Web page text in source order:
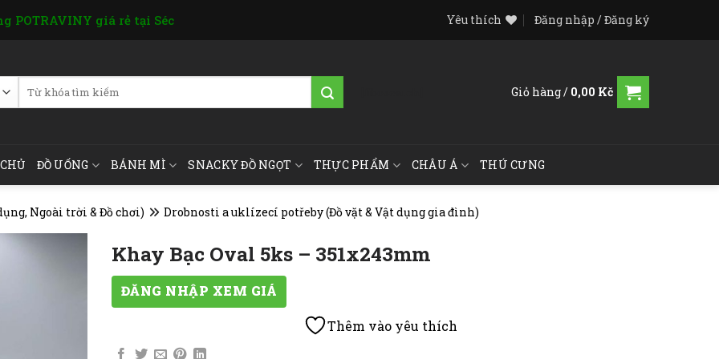
POTRAVINY giá rẻ tại Séc Yêu thích Đăng nhập / Đăng ký
kiếm:
Giỏ hàng / 0,00 Kč
ĐỒ UỐNG BÁNH MÌ SNACKY ĐỒ NGỌT THỰC PHẨM CHÂU Á THÚ CƯNG
Ngoài trời & Đồ chơi) Drobnosti a uklízecí potřeby (Đồ vặt & Vật dụng gia đình)
Khay Bạc Oval 5ks – 351x243mm
ĐĂNG NHẬP XEM GIÁ
Thêm vào yêu thích